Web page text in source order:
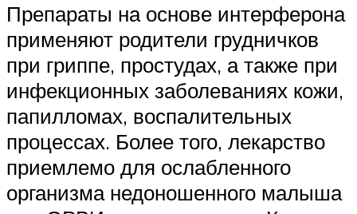
Препараты на основе интерферона
применяют родители грудничков
при гриппе, простудах, а также при
инфекционных заболеваниях кожи,
папилломах, воспалительных
процессах. Более того, лекарство
приемлемо для ослабленного
организма недоношенного малыша